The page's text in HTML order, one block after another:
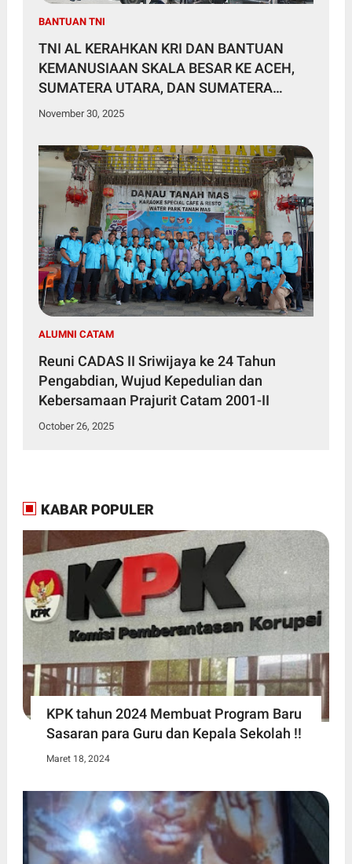
BANTUAN TNI
TNI AL KERAHKAN KRI DAN BANTUAN
KEMANUSIAAN SKALA BESAR KE ACEH,
SUMATERA UTARA, DAN SUMATERA
BARAT
November 30, 2025
ALUMNI CATAM
Reuni CADAS II Sriwijaya ke 24 Tahun
Pengabdian, Wujud Kepedulian dan
Kebersamaan Prajurit Catam 2001-II
October 26, 2025
KABAR POPULER
KPK tahun 2024 Membuat Program Baru
Sasaran para Guru dan Kepala Sekolah !!
Maret 18, 2024